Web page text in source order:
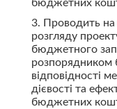
бюджетних
3. Проводить на
розгляду
бюджетного
відповідності
дієвості та
бюджетних